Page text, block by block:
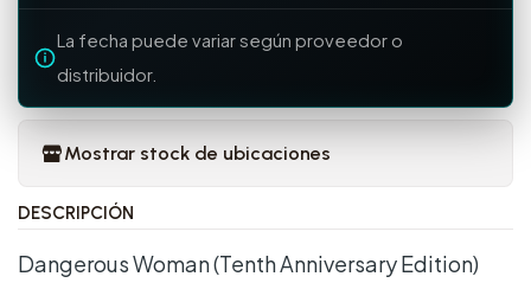
La fecha puede variar según proveedor o
distribuidor.
Mostrar stock de ubicaciones
DESCRIPCIÓN
Dangerous Woman (Tenth Anniversary Edition)